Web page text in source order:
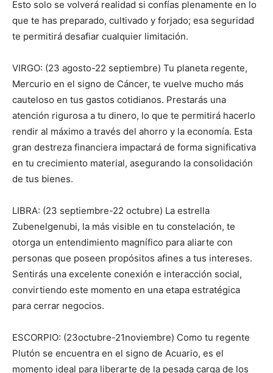
Esto solo se volverá realidad si confías plenamente en lo
que te has preparado, cultivado y forjado; esa seguridad
te permitirá desafiar cualquier limitación.
VIRGO: (23 agosto-22 septiembre) Tu planeta regente,
Mercurio en el signo de Cáncer, te vuelve mucho más
cauteloso en tus gastos cotidianos. Prestarás una
atención rigurosa a tu dinero, lo que te permitirá hacerlo
rendir al máximo a través del ahorro y la economía. Esta
gran destreza financiera impactará de forma significativa
en tu crecimiento material, asegurando la consolidación
de tus bienes.
LIBRA: (23 septiembre-22 octubre) La estrella
Zubenelgenubi, la más visible en tu constelación, te
otorga un entendimiento magnífico para aliarte con
personas que poseen propósitos afines a tus intereses.
Sentirás una excelente conexión e interacción social,
convirtiendo este momento en una etapa estratégica
para cerrar negocios.
ESCORPIO: (23octubre-21noviembre) Como tu regente
Plutón se encuentra en el signo de Acuario, es el
momento ideal para liberarte de la pesada carga de los